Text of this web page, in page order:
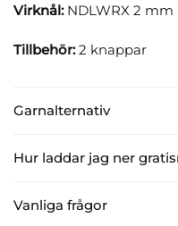
Garnalternativ
Hur laddar jag ner
Vanliga frågor
Virknål:NDLWRX 2 mm
Tillbehör:2 knappar